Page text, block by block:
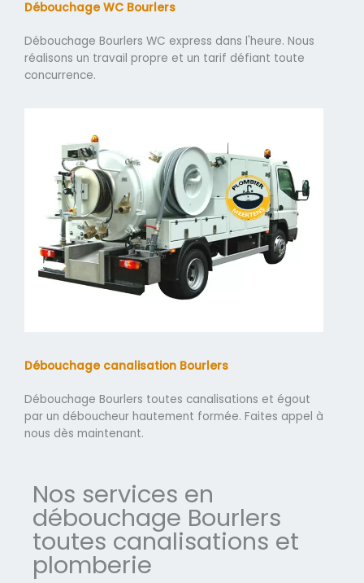
Débouchage WC Bourlers
Débouchage Bourlers WC express dans l'heure. Nous
réalisons un travail propre et un tarif défiant toute
concurrence.
Débouchage canalisation Bourlers
Débouchage Bourlers toutes canalisations et égout
par un déboucheur hautement formée. Faites appel à
nous dès maintenant.
Nos services en
débouchage Bourlers
toutes canalisations et
plomberie